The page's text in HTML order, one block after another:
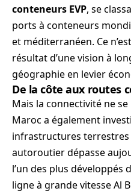
conteneurs EVP, se
ports à conteneurs
et méditerranéen. Ce
résultat d’une vision à
géographie en levier
De la côte aux routes
Mais la connectivité ne
Maroc a également
infrastructures terrestres
autoroutier dépasse
l’un des plus développés
ligne à grande vitesse Al